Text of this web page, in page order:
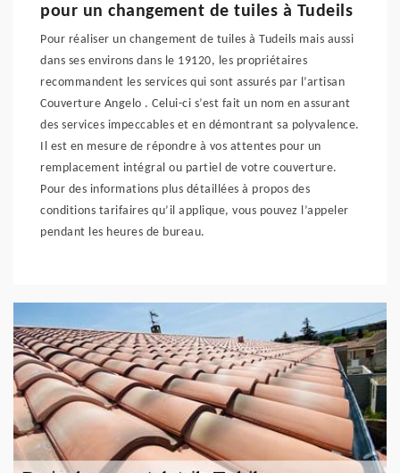
pour un changement de tuiles à Tudeils
Pour réaliser un changement de tuiles à Tudeils mais aussi
dans ses environs dans le 19120, les propriétaires
recommandent les services qui sont assurés par l’artisan
Couverture Angelo . Celui-ci s’est fait un nom en assurant
des services impeccables et en démontrant sa polyvalence.
Il est en mesure de répondre à vos attentes pour un
remplacement intégral ou partiel de votre couverture.
Pour des informations plus détaillées à propos des
conditions tarifaires qu’il applique, vous pouvez l’appeler
pendant les heures de bureau.